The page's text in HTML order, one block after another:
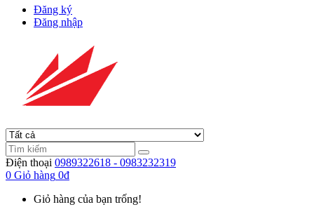
Đăng ký
Đăng nhập
Điện thoại 0989322618 - 0983232319
0 Giỏ hàng 0đ
Giỏ hàng của bạn trống!